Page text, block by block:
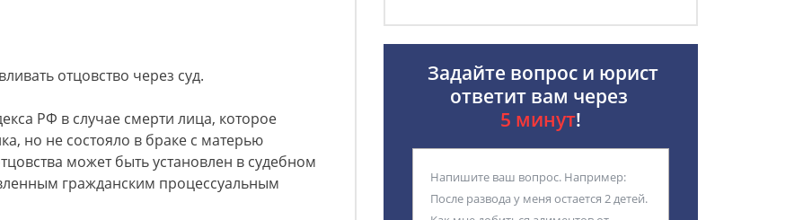
отцовство через суд.
РФ в случае смерти лица, которое
но не состояло в браке с матерью
может быть установлен в судебном
гражданским процессуальным
Задайте вопрос и юрист
ответит вам через
5 минут!